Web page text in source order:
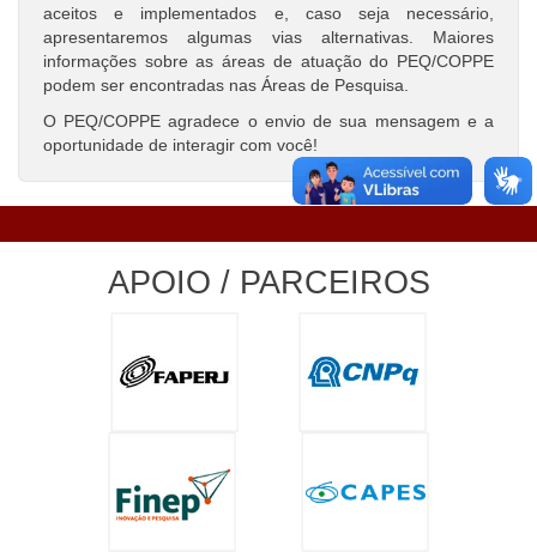
aceitos e implementados e, caso seja necessário,
apresentaremos algumas vias alternativas. Maiores
informações sobre as áreas de atuação do PEQ/COPPE
podem ser encontradas nas Áreas de Pesquisa.
O PEQ/COPPE agradece o envio de sua mensagem e a
oportunidade de interagir com você!
APOIO / PARCEIROS